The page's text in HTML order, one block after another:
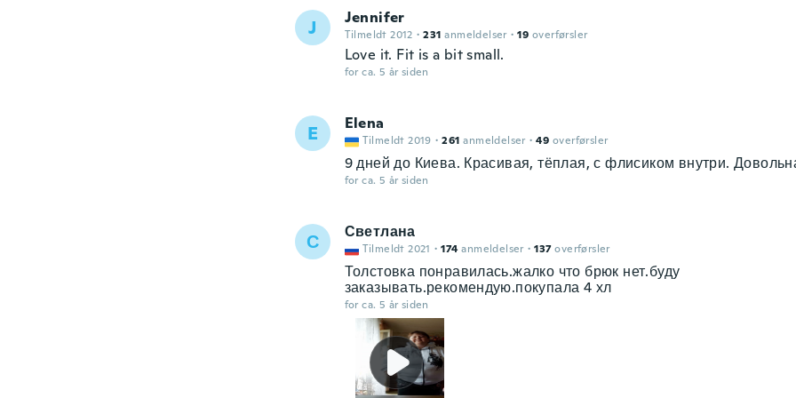
J Jennifer
Tilmeldt 2012 · 231 anmeldelser · 19 overførsler
Love it. Fit is a bit small.
for ca. 5 år siden
E Elena
Tilmeldt 2019 · 261 anmeldelser · 49 overførsler
9 дней до Киева. Красивая, тёплая, с флисиком внутри.
for ca. 5 år siden
С Светлана
Tilmeldt 2021 · 174 anmeldelser · 137 overførsler
Толстовка понравилась.жалко что брюк нет.буду
заказывать.рекомендую.покупала 4 хл
for ca. 5 år siden